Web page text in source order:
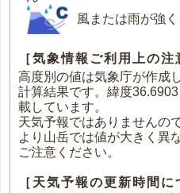
風または雨が強
［気象情報ご利用上の注
高度別の値は気象庁が作成
計算結果です。緯度
載しています。
天気予報ではありませんの
より山岳では値が大きく異
ご注意ください。
［天気予報の更新時間に